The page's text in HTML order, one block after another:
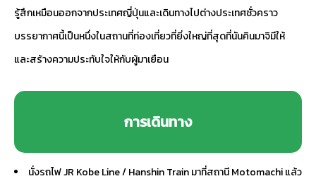
รู้สึกเหมือนออกจากประเทศญี่ปุ่นและเดินทางไปต่างประเทศชั่วคราว
บรรยากาศนี้เป็นหนึ่งในสถานที่ท่องเที่ยวที่ยิ่งใหญ่ที่สุดที่นันคินมาจิมีให้
และสร้างความประทับใจให้กับผู้มาเยือน
การเดินทาง
นั่งรถไฟ JR Kobe Line / Hanshin Train มาที่สถานี Motomachi แล้ว